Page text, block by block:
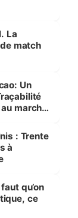
La
match
Un
marché
: Trente
à
qu’on
ce